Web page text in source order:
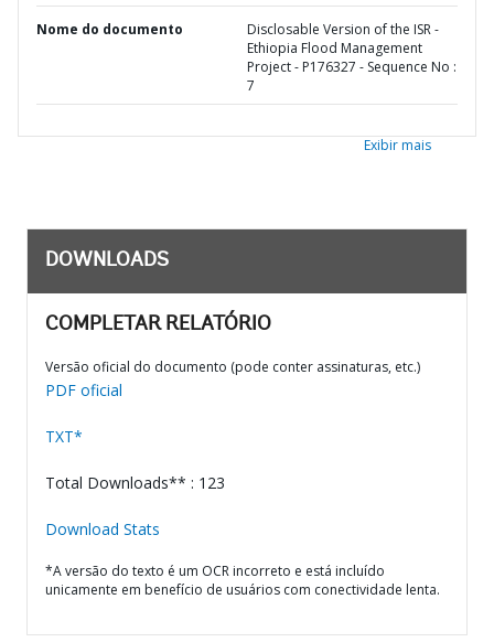
Nome do documento
Disclosable Version of the ISR -
Ethiopia Flood Management
Project - P176327 - Sequence No :
7
Exibir mais
DOWNLOADS
COMPLETAR RELATÓRIO
Versão oficial do documento (pode conter assinaturas, etc.)
PDF oficial
TXT*
Total Downloads** : 123
Download Stats
*A versão do texto é um OCR incorreto e está incluído
unicamente em benefício de usuários com conectividade lenta.